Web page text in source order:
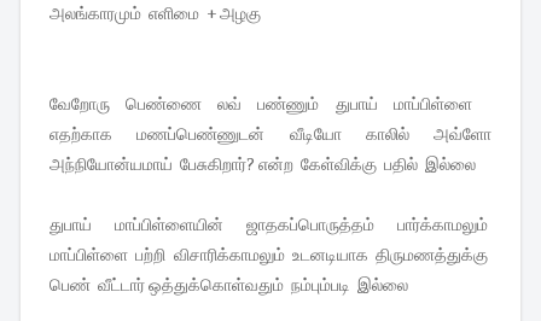
அலங்காரமும் எளிமை + அழகு
வேறோரு பெண்ணை லவ் பண்ணும் துபாய் மாப்பிள்ளை
எதற்காக மணப்பெண்ணுடன் வீடியோ காலில் அவ்ளோ
அந்நியோன்யமாய் பேசுகிறார்? என்ற கேள்விக்கு பதில் இல்லை
துபாய் மாப்பிள்ளையின் ஜாதகப்பொருத்தம் பார்க்காமலும்
மாப்பிள்ளை பற்றி விசாரிக்காமலும் உடனடியாக திருமணத்துக்கு
பெண் வீட்டார் ஒத்துக்கொள்வதும் நம்பும்படி இல்லை